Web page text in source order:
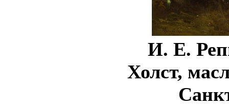
И. Е.
Холст,